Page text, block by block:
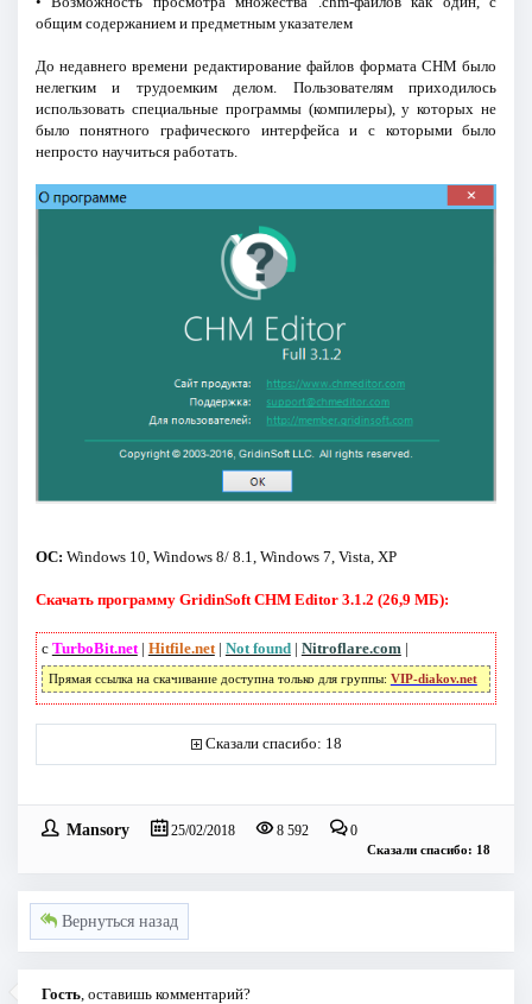
общим содержанием и предметным указателем
До недавнего времени редактирование файлов формата CHM было
нелегким и трудоемким делом. Пользователям приходилось
использовать специальные программы (компилеры), у которых не
было понятного графического интерфейса и с которыми было
непросто научиться работать.
ОС: Windows 10, Windows 8/ 8.1, Windows 7, Vista, XP
Скачать программу GridinSoft CHM Editor 3.1.2 (26,9 МБ):
с TurboBit.net| Hitfile.net| Not found| Nitroflare.com |
Прямая ссылка на скачивание доступна только для группы: VIP-diakov.net
Сказали спасибо: 18
Mansory 25/02/2018 8 592 0
Сказали спасибо: 18
Вернуться назад
Гость , оставишь комментарий?